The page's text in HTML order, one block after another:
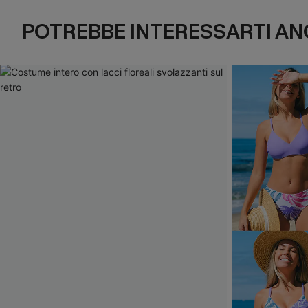
POTREBBE INTERESSARTI